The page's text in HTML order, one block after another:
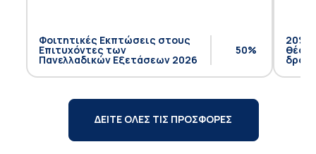
Φοιτητικές Εκπτώσεις στους
Επιτυχόντες των
Πανελλαδικών Εξετάσεων 2026
50%
20%
θέση
ΔΕΙΤΕ ΟΛΕΣ ΤΙΣ ΠΡΟΣΦΟΡΕΣ